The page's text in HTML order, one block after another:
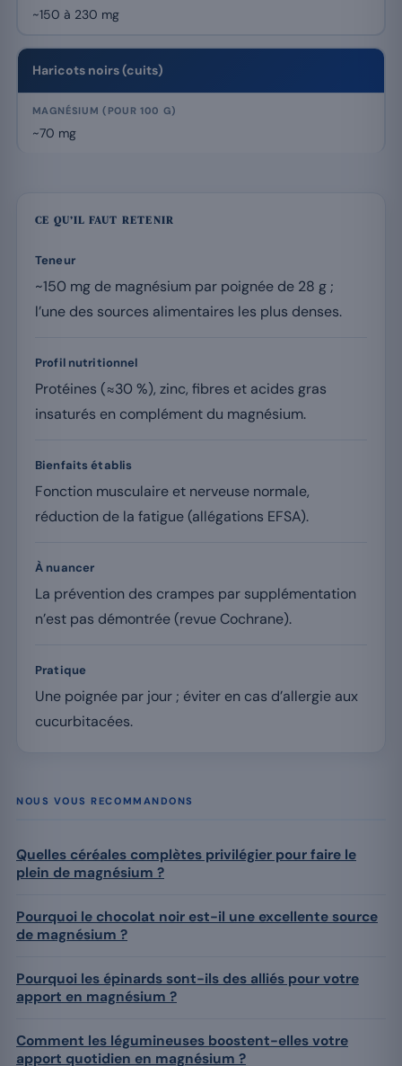
~150 à 230 mg
Haricots noirs (cuits)
~70 mg
CE QU’IL FAUT RETENIR
Teneur
~150 mg de magnésium par poignée de 28 g ;
l’une des sources alimentaires les plus denses.
Profil nutritionnel
Protéines (≈30 %), zinc, fibres et acides gras
insaturés en complément du magnésium.
Bienfaits établis
Fonction musculaire et nerveuse normale,
réduction de la fatigue (allégations EFSA).
À nuancer
La prévention des crampes par supplémentation
n’est pas démontrée (revue Cochrane).
Pratique
Une poignée par jour ; éviter en cas d’allergie aux
cucurbitacées.
NOUS VOUS RECOMMANDONS
Quelles céréales complètes privilégier pour faire le
plein de magnésium ?
Pourquoi le chocolat noir est-il une excellente source
de magnésium ?
Pourquoi les épinards sont-ils des alliés pour votre
apport en magnésium ?
Comment les légumineuses boostent-elles votre
apport quotidien en magnésium ?